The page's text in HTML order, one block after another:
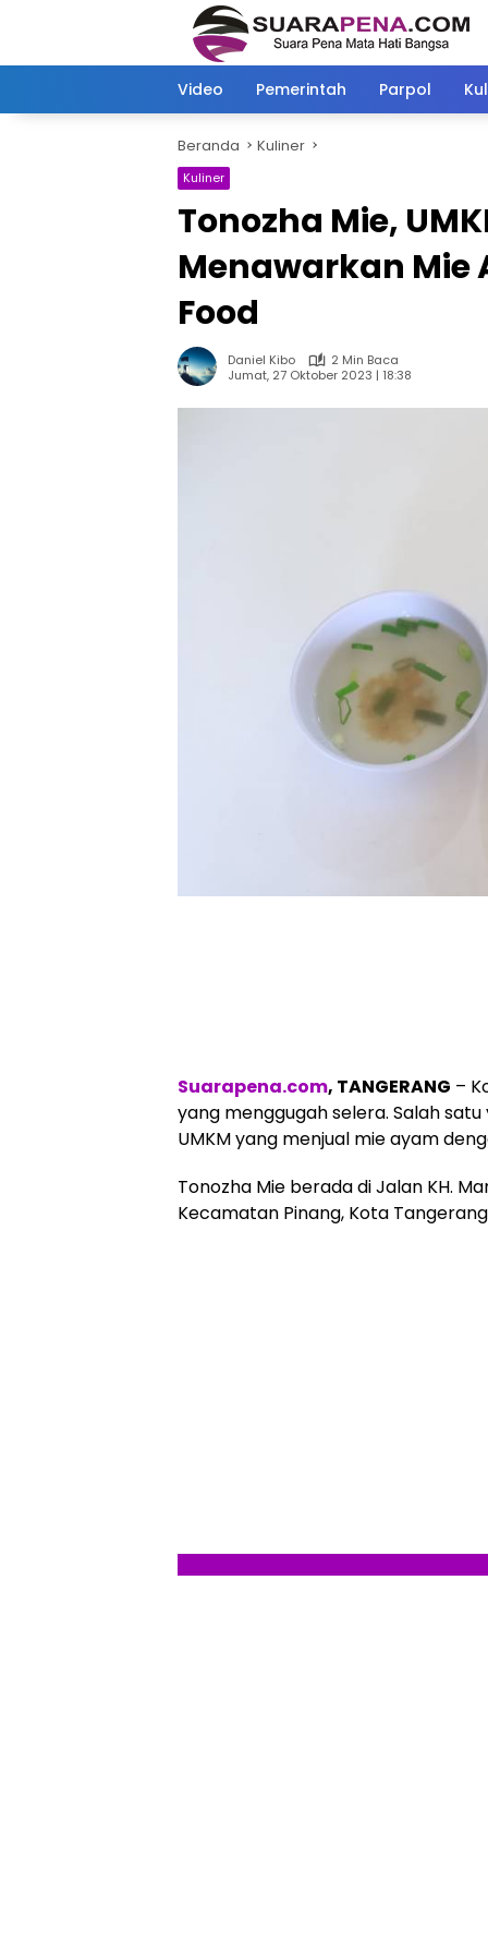
Video Pemerintah Parpol
Beranda Kuliner
Kuliner
Tonozha Mie,
Menawarkan Mie
Food
Daniel Kibo
2 Min Baca
Jumat, 27 Oktober 2023 | 18:38
Suarapena.com, TANGERANG –
yang menggugah selera. Salah
UMKM yang menjual mie ayam
Tonozha Mie berada di Jalan KH.
Kecamatan Pinang, Kota